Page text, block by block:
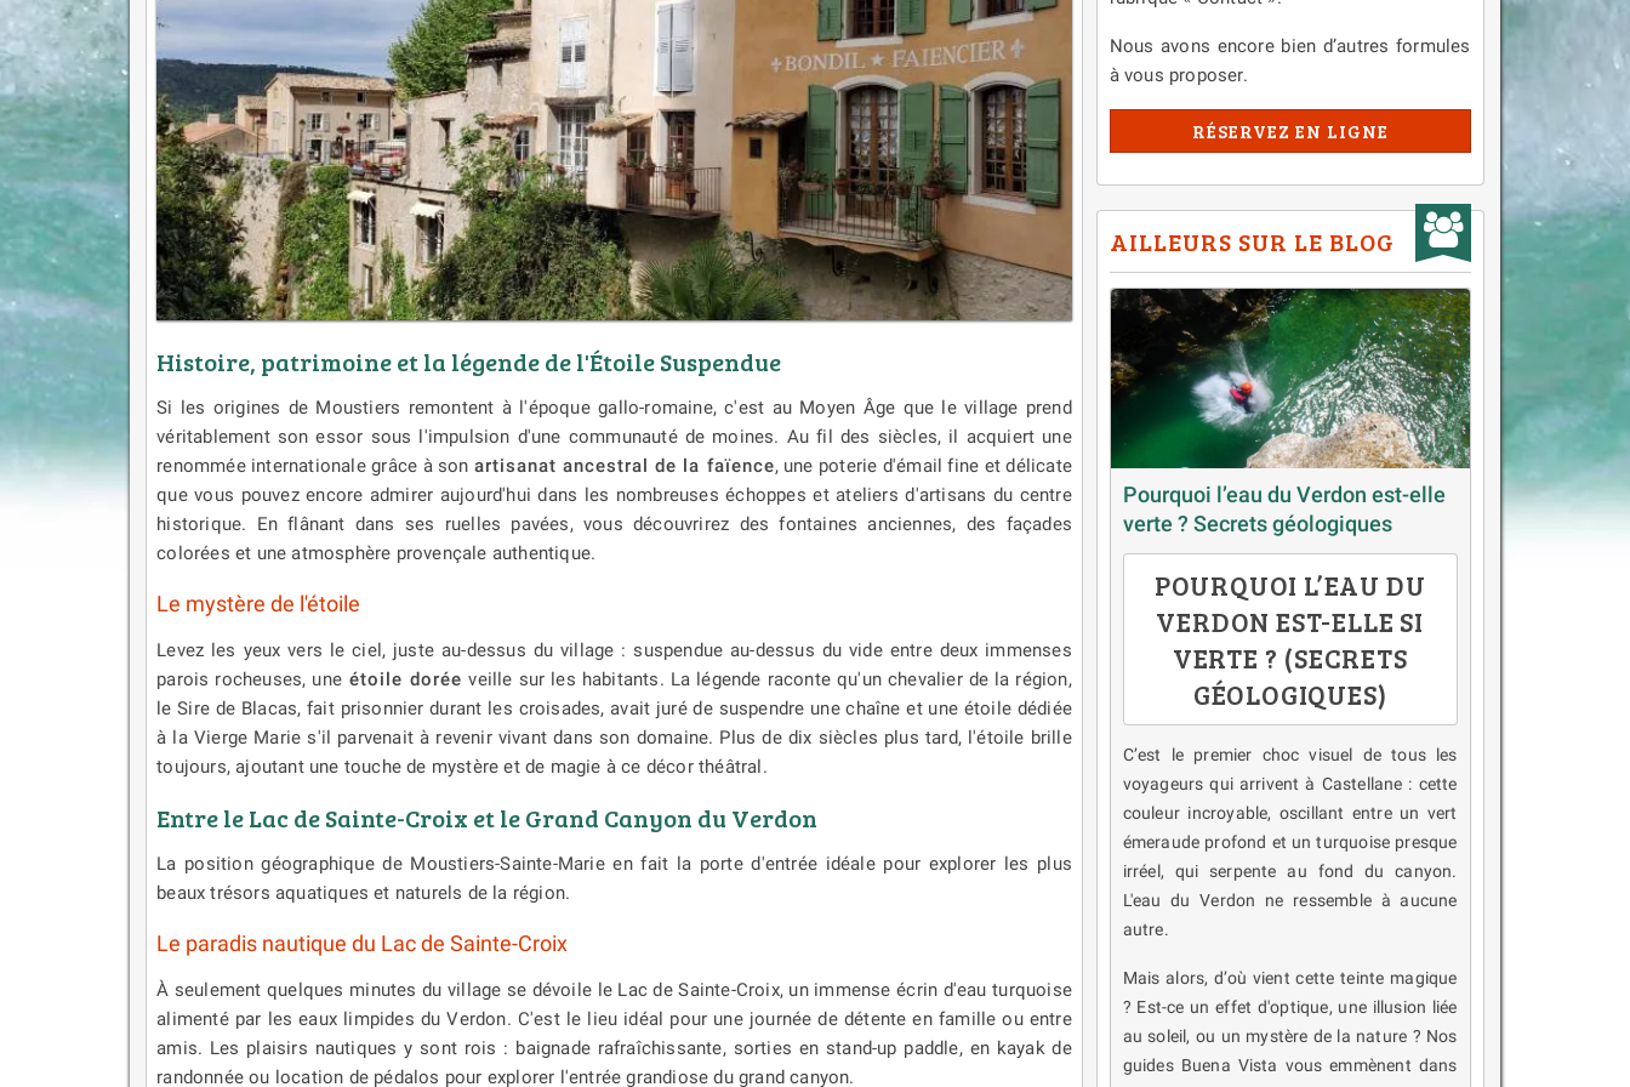
Histoire, patrimoine et la légende de l'Étoile Suspendue
Si les origines de Moustiers remontent à l'époque gallo-romaine, c'est au Moyen Âge que le village prend
véritablement son essor sous l'impulsion d'une communauté de moines. Au fil des siècles, il acquiert une
renommée internationale grâce à sonartisanat ancestral de la faïence, une poterie d'émail fine et délicate
que vous pouvez encore admirer aujourd'hui dans les nombreuses échoppes et ateliers d'artisans du centre
historique. En flânant dans ses ruelles pavées, vous découvrirez des fontaines anciennes, des façades
colorées et une atmosphère provençale authentique.
Le mystère de l'étoile
Levez les yeux vers le ciel, juste au-dessus du village : suspendue au-dessus du vide entre deux immenses
parois rocheuses, uneétoile doréeveille sur les habitants. La légende raconte qu'un chevalier de la région,
le Sire de Blacas, fait prisonnier durant les croisades, avait juré de suspendre une chaîne et une étoile dédiée
à la Vierge Marie s'il parvenait à revenir vivant dans son domaine. Plus de dix siècles plus tard, l'étoile brille
toujours, ajoutant une touche de mystère et de magie à ce décor théâtral.
Entre le Lac de Sainte-Croix et le Grand Canyon du Verdon
La position géographique de Moustiers-Sainte-Marie en fait la porte d'entrée idéale pour explorer les plus
beaux trésors aquatiques et naturels de la région.
Le paradis nautique du Lac de Sainte-Croix
À seulement quelques minutes du village se dévoile le Lac de Sainte-Croix, un immense écrin d'eau turquoise
alimenté par les eaux limpides du Verdon. C'est le lieu idéal pour une journée de détente en famille ou entre
amis. Les plaisirs nautiques y sont rois : baignade rafraîchissante, sorties en stand-up paddle, en kayak de
randonnée ou location de pédalos pour explorer l'entrée grandiose du grand canyon.
Nous avons encore bien d’autres formules
à vous proposer.
RÉSERVEZ EN LIGNE
AILLEURS SUR LE BLOG
Pourquoi l’eau du Verdon est-elle
verte ? Secrets géologiques
POURQUOI L’EAU DU
VERDON EST-ELLE SI
VERTE ? (SECRETS
GÉOLOGIQUES)
C’est le premier choc visuel de tous les
voyageurs qui arrivent à Castellane : cette
couleur incroyable, oscillant entre un vert
émeraude profond et un turquoise presque
irréel, qui serpente au fond du canyon.
L'eau du Verdon ne ressemble à aucune
autre.
Mais alors, d’où vient cette teinte magique
? Est-ce un effet d'optique, une illusion liée
au soleil, ou un mystère de la nature ? Nos
guides Buena Vista vous emmènent dans